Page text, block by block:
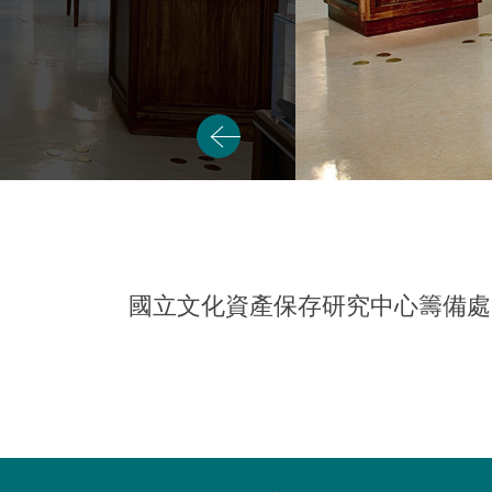
國立文化資產保存研究中心籌備處